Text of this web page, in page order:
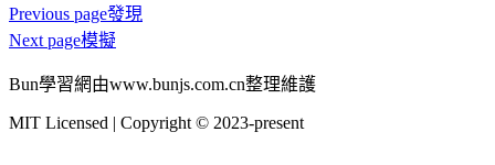
Previous page發現
Next page模擬
Bun學習網由www.bunjs.com.cn整理維護
MIT Licensed | Copyright © 2023-present